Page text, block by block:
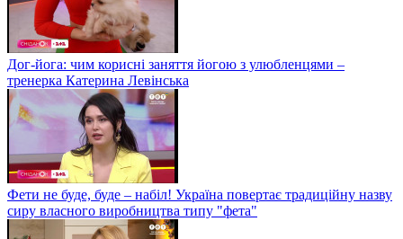
Дог-йога: чим корисні заняття йогою з улюбленцями –
тренерка Катерина Левінська
Фети не буде, буде – набіл! Україна повертає традиційну назву
сиру власного виробництва типу "фета"